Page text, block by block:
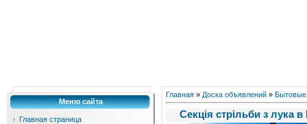
Меню сайта
Главная страница
Главная » Доска объявлений »
Секція стрільби з лука